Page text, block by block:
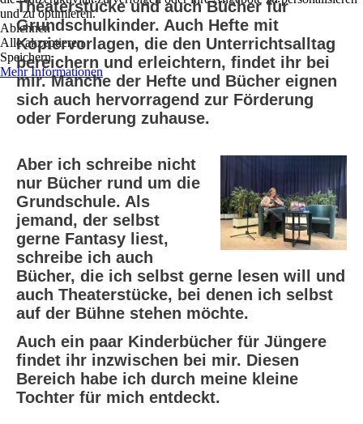
Theaterstücke und auch Bücher für
Grundschulkinder. Auch Hefte mit
Kopiervorlagen, die den Unterrichtsalltag
bereichern und erleichtern, findet ihr bei
mir. Manche der Hefte und Bücher eignen
sich auch hervorragend zur Förderung
oder Forderung zuhause.
Aber ich schreibe nicht
nur Bücher rund um die
Grundschule. Als
jemand, der selbst
gerne Fantasy liest,
schreibe ich auch
Bücher, die ich selbst gerne lesen will und
auch Theaterstücke, bei denen ich selbst
auf der Bühne stehen möchte.
Auch ein paar Kinderbücher für Jüngere
findet ihr inzwischen bei mir. Diesen
Bereich habe ich durch meine kleine
Tochter für mich entdeckt.
und zu optimieren.
Ablehnen
Alle akzeptieren
Speichern
Mehr Informationen